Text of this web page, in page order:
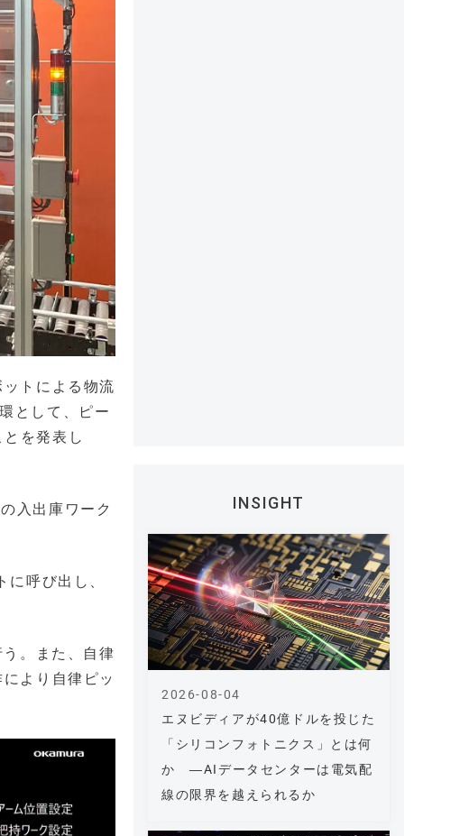
トによる物流
として、ピー
を発表し
入出庫ワーク
呼び出し、
。また、自律
より自律ピッ
INSIGHT
エヌビディアが40億ドルを投じた
「シリコンフォトニクス」とは何
か ―AIデータセンターは電気配
線の限界を越えられるか
2026-08-04